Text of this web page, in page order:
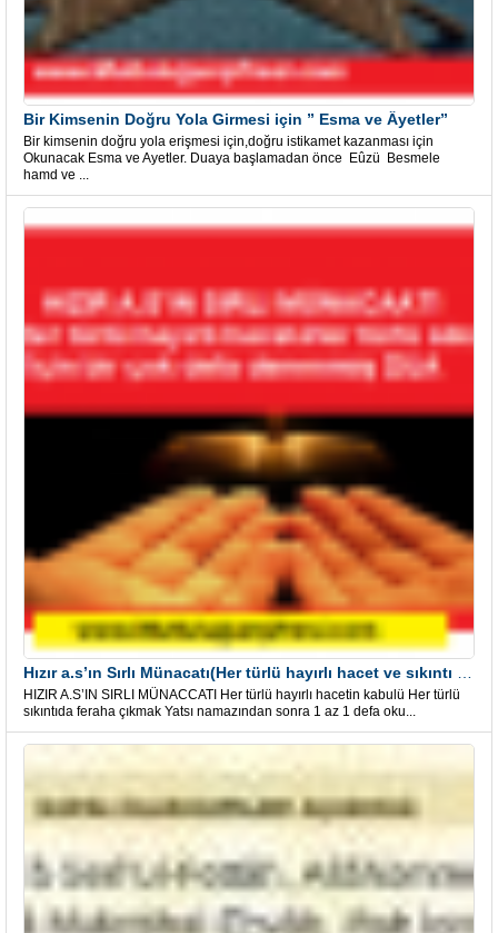
Bir Kimsenin Doğru Yola Girmesi için ” Esma ve Âyetler”
Bir kimsenin doğru yola erişmesi için,doğru istikamet kazanması için
Okunacak Esma ve Ayetler. Duaya başlamadan önce Eûzü Besmele
hamd ve ...
HIZIR A.S’IN SIRLI MÜNACCATI Her türlü hayırlı hacetin kabulü Her türlü
sıkıntıda feraha çıkmak Yatsı namazından sonra 1 az 1 defa oku...